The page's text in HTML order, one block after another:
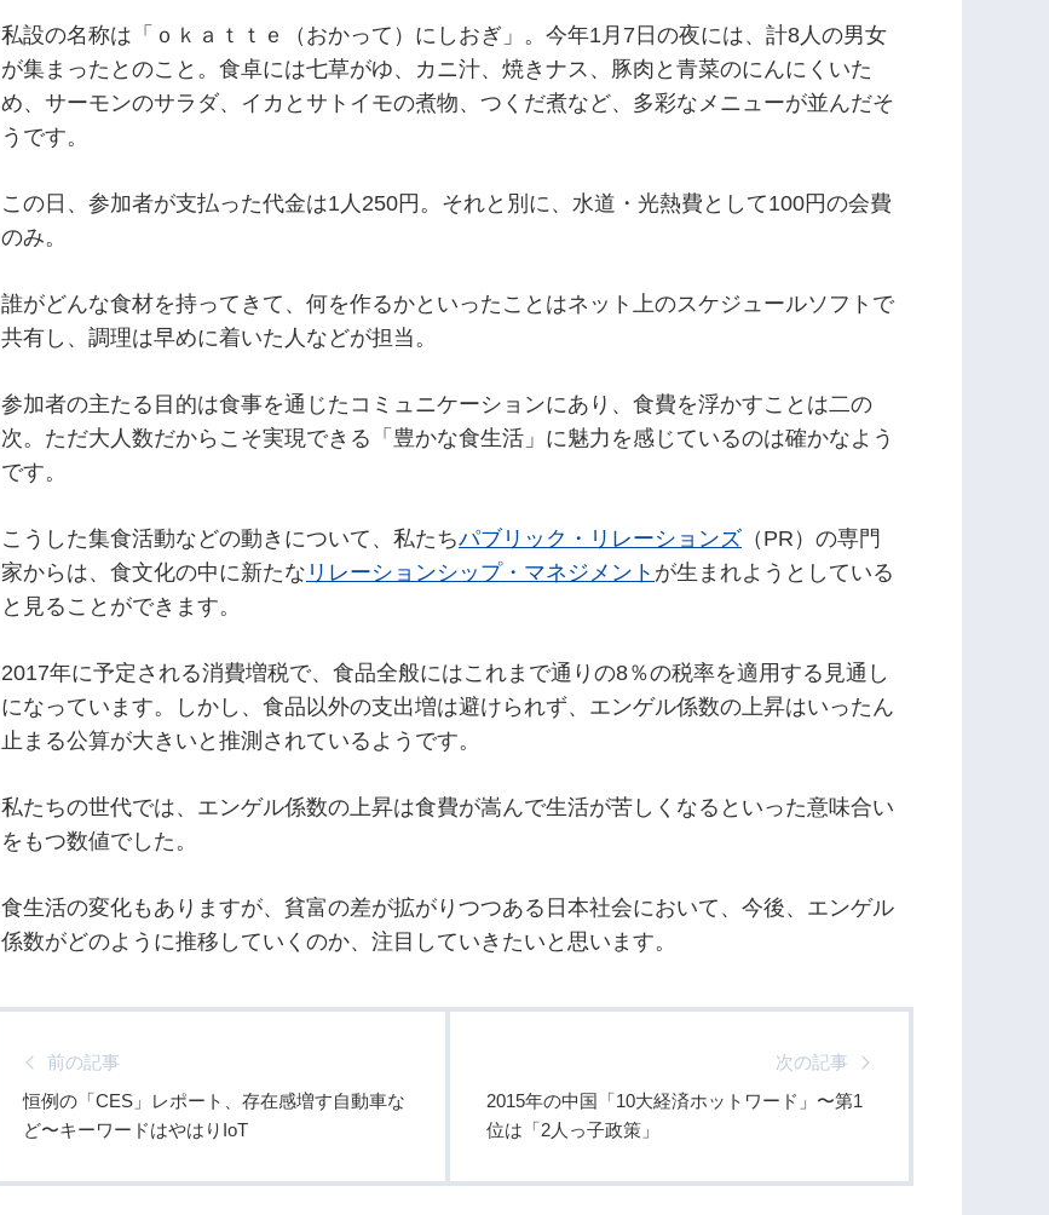
私設の名称は「ｏｋａｔｔｅ（おかって）にしおぎ」。今年1月7日の夜には、計8人の男女
が集まったとのこと。食卓には七草がゆ、カニ汁、焼きナス、豚肉と青菜のにんにくいた
め、サーモンのサラダ、イカとサトイモの煮物、つくだ煮など、多彩なメニューが並んだそ
うです。
この日、参加者が支払った代金は1人250円。それと別に、水道・光熱費として100円の会費
のみ。
誰がどんな食材を持ってきて、何を作るかといったことはネット上のスケジュールソフトで
共有し、調理は早めに着いた人などが担当。
参加者の主たる目的は食事を通じたコミュニケーションにあり、食費を浮かすことは二の
次。ただ大人数だからこそ実現できる「豊かな食生活」に魅力を感じているのは確かなよう
です。
こうした集食活動などの動きについて、私たちパブリック・リレーションズ （PR）の専門
家からは、食文化の中に新たな リレーションシップ・マネジメント が生まれようとしている
と見ることができます。
2017年に予定される消費増税で、食品全般にはこれまで通りの8％の税率を適用する見通し
になっています。しかし、食品以外の支出増は避けられず、エンゲル係数の上昇はいったん
止まる公算が大きいと推測されているようです。
私たちの世代では、エンゲル係数の上昇は食費が嵩んで生活が苦しくなるといった意味合い
をもつ数値でした。
食生活の変化もありますが、貧富の差が拡がりつつある日本社会において、今後、エンゲル
係数がどのように推移していくのか、注目していきたいと思います。
前の記事
恒例の「CES」レポート、存在感増す自動車な
ど〜キーワードはやはりIoT
次の記事
2015年の中国「10大経済ホットワード」〜第1
位は「2人っ子政策」